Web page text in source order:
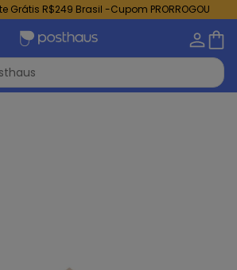
Grátis R$249 Brasil -Cupom PRORROGOU